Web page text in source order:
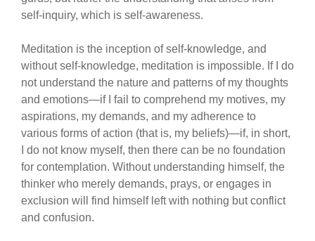
self-inquiry, which is self-awareness.
Meditation is the inception of self-knowledge, and
without self-knowledge, meditation is impossible. If I do
not understand the nature and patterns of my thoughts
and emotions—if I fail to comprehend my motives, my
aspirations, my demands, and my adherence to
various forms of action (that is, my beliefs)—if, in short,
I do not know myself, then there can be no foundation
for contemplation. Without understanding himself, the
thinker who merely demands, prays, or engages in
exclusion will find himself left with nothing but conflict
and confusion.